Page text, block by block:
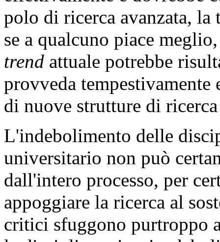
polo di ricerca avanzata, la
se a qualcuno piace
trend attuale potrebbe
provveda tempestivamente
di nuove strutture di
L'indebolimento delle
universitario non può
dall'intero processo, per
appoggiare la ricerca al
critici sfuggono purtroppo